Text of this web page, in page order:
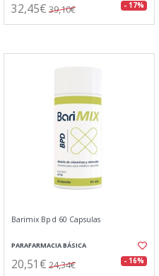
32,45€ 39,10€ - 17%
Barimix Bpd 60 Capsulas
PARAFARMACIA BÁSICA
20,51€ 24,34€ - 16%